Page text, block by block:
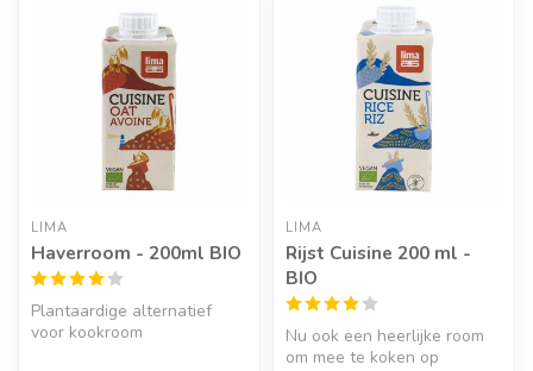
LIMA
Haverroom - 200ml BIO
Plantaardige alternatief
voor kookroom
LIMA
Rijst Cuisine 200 ml -
BIO
Nu ook een heerlijke room
om mee te koken op